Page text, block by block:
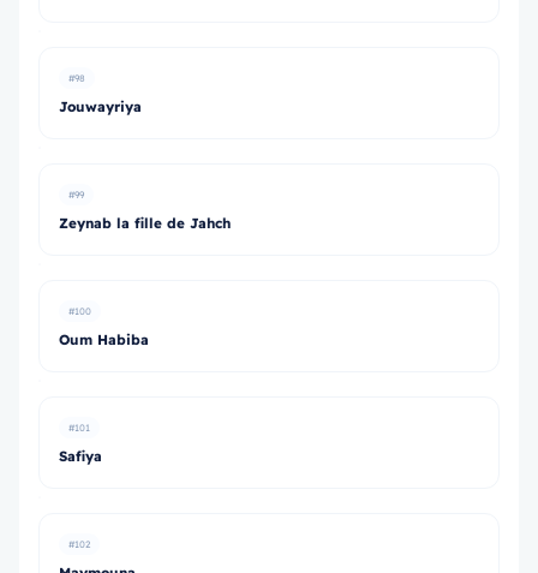
#98
Jouwayriya
#99
Zeynab la fille de Jahch
#100
Oum Habiba
#101
Safiya
#102